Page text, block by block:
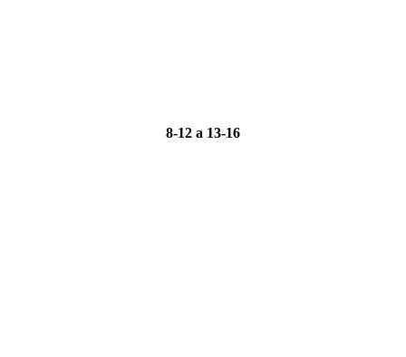
8-12 a 13-16